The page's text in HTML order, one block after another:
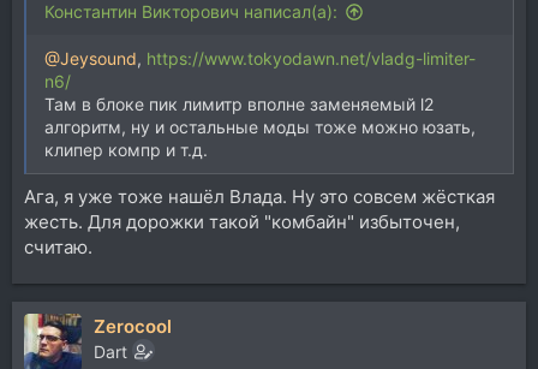
Константин Викторович написал(а):
@Jeysound, https://www.tokyodawn.net/vladg-limiter-
n6/
Там в блоке пик лимитр вполне заменяемый l2
алгоритм, ну и остальные моды тоже можно юзать,
клипер компр и т.д.
Ага, я уже тоже нашёл Влада. Ну это совсем жёсткая
жесть. Для дорожки такой "комбайн" избыточен,
считаю.
Zerocool
Dart